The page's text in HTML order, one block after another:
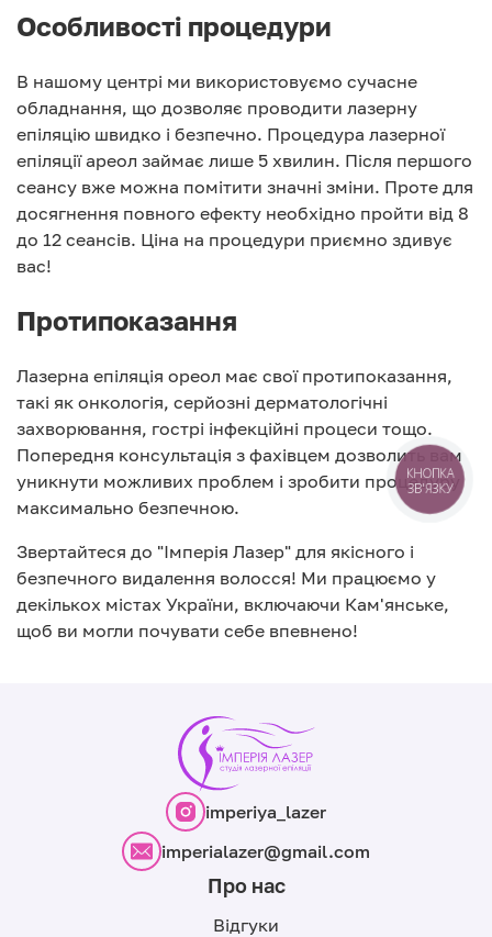
Особливості процедури
В нашому центрі ми використовуємо сучасне
обладнання, що дозволяє проводити лазерну
епіляцію швидко і безпечно. Процедура лазерної
епіляції ареол займає лише 5 хвилин. Після першого
сеансу вже можна помітити значні зміни. Проте для
досягнення повного ефекту необхідно пройти від 8
до 12 сеансів. Ціна на процедури приємно здивує
вас!
Протипоказання
Лазерна епіляція ореол має свої протипоказання,
такі як онкологія, серйозні дерматологічні
захворювання, гострі інфекційні процеси тощо.
Попередня консультація з фахівцем дозволить вам
уникнути можливих проблем і зробити процедуру
максимально безпечною.
Звертайтеся до "Імперія Лазер" для якісного і
безпечного видалення волосся! Ми працюємо у
декількох містах України, включаючи Кам'янське,
щоб ви могли почувати себе впевнено!
imperiya_lazer
imperialazer@gmail.com
Про нас
Відгуки
КНОПКА
ЗВ'ЯЗКУ